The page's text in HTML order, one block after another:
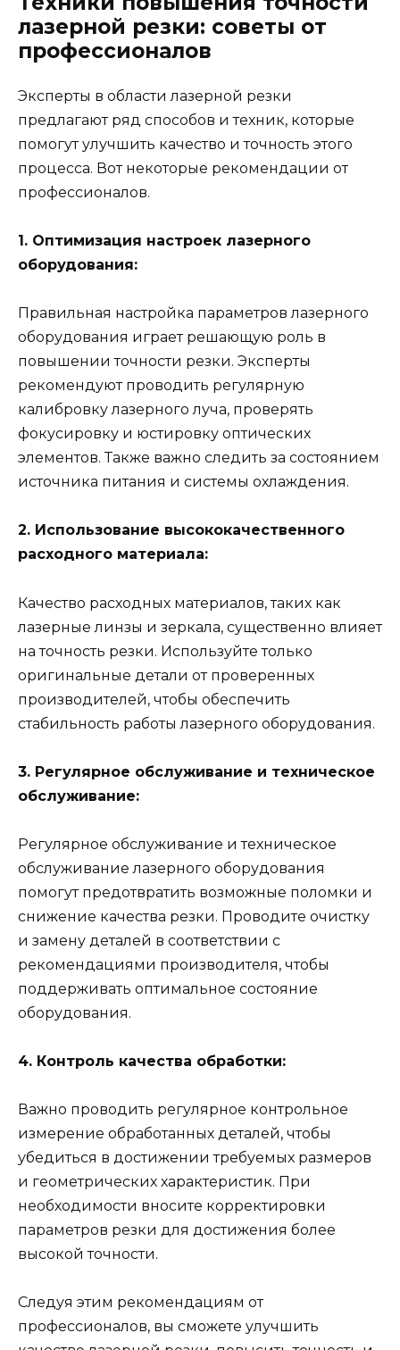
лазерной резки: советы от
профессионалов
Эксперты в области лазерной резки
предлагают ряд способов и техник, которые
помогут улучшить качество и точность этого
процесса. Вот некоторые рекомендации от
профессионалов.
1. Оптимизация настроек лазерного
оборудования:
Правильная настройка параметров лазерного
оборудования играет решающую роль в
повышении точности резки. Эксперты
рекомендуют проводить регулярную
калибровку лазерного луча, проверять
фокусировку и юстировку оптических
элементов. Также важно следить за состоянием
источника питания и системы охлаждения.
2. Использование высококачественного
расходного материала:
Качество расходных материалов, таких как
лазерные линзы и зеркала, существенно влияет
на точность резки. Используйте только
оригинальные детали от проверенных
производителей, чтобы обеспечить
стабильность работы лазерного оборудования.
3. Регулярное обслуживание и техническое
обслуживание:
Регулярное обслуживание и техническое
обслуживание лазерного оборудования
помогут предотвратить возможные поломки и
снижение качества резки. Проводите очистку
и замену деталей в соответствии с
рекомендациями производителя, чтобы
поддерживать оптимальное состояние
оборудования.
4. Контроль качества обработки:
Важно проводить регулярное контрольное
измерение обработанных деталей, чтобы
убедиться в достижении требуемых размеров
и геометрических характеристик. При
необходимости вносите корректировки
параметров резки для достижения более
высокой точности.
Следуя этим рекомендациям от
профессионалов, вы сможете улучшить